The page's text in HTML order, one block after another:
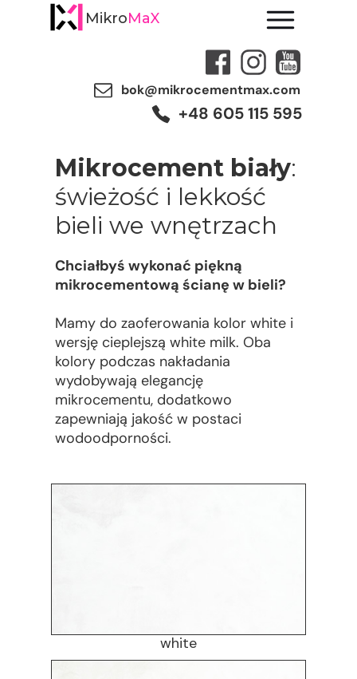
bok@mikrocementmax.com
+48 605 115 595
MikroMaX
Mikrocement biały:
świeżość i lekkość
bieli we wnętrzach
Chciałbyś wykonać piękną
mikrocementową ścianę w bieli?
Mamy do zaoferowania kolor white i
wersję cieplejszą white milk. Oba
kolory podczas nakładania
wydobywają elegancję
mikrocementu, dodatkowo
zapewniają jakość w postaci
wodoodporności.
white